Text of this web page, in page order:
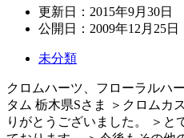
更新日： 2015年9月30日
公開日： 2009年12月25日
未分類
クロムハーツ、フローラルハ
タム 栃木県Sさま ＞クロムカ
りがとうございました。 ＞と